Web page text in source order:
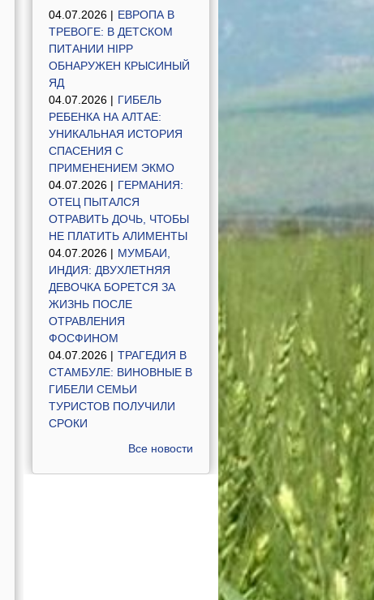
04.07.2026 | ЕВРОПА В
ТРЕВОГЕ: В ДЕТСКОМ
ПИТАНИИ HIPP
ОБНАРУЖЕН КРЫСИНЫЙ
ЯД
04.07.2026 | ГИБЕЛЬ
РЕБЕНКА НА АЛТАЕ:
УНИКАЛЬНАЯ ИСТОРИЯ
СПАСЕНИЯ С
ПРИМЕНЕНИЕМ ЭКМО
04.07.2026 | ГЕРМАНИЯ:
ОТЕЦ ПЫТАЛСЯ
ОТРАВИТЬ ДОЧЬ, ЧТОБЫ
НЕ ПЛАТИТЬ АЛИМЕНТЫ
04.07.2026 | МУМБАИ,
ИНДИЯ: ДВУХЛЕТНЯЯ
ДЕВОЧКА БОРЕТСЯ ЗА
ЖИЗНЬ ПОСЛЕ
ОТРАВЛЕНИЯ
ФОСФИНОМ
04.07.2026 | ТРАГЕДИЯ В
СТАМБУЛЕ: ВИНОВНЫЕ В
ГИБЕЛИ СЕМЬИ
ТУРИСТОВ ПОЛУЧИЛИ
СРОКИ
Все новости